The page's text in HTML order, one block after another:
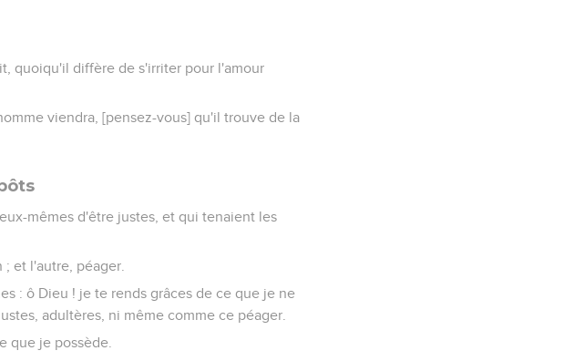
quoiqu'il diffère de s'irriter pour l'amour
viendra, [pensez-vous] qu'il trouve de la
mêmes d'être justes, et qui tenaient les
et l'autre, péager.
: ô Dieu ! je te rends grâces de ce que je ne
adultères, ni même comme ce péager.
que je possède.